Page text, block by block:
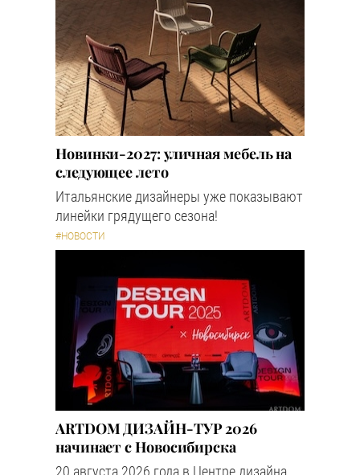
Новинки-2027: уличная мебель на
следующее лето
Итальянские дизайнеры уже показывают
линейки грядущего сезона!
#НОВОСТИ
ARTDOM ДИЗАЙН-ТУР 2026
начинает с Новосибирска
20 августа 2026 года в Центре дизайна